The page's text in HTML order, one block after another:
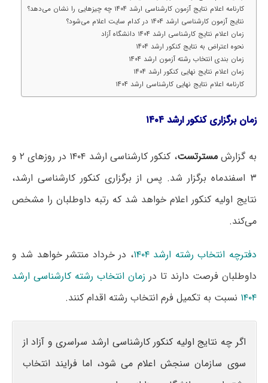
کارنامه اعلام نتایج آزمون کارشناسی ارشد ۱۴۰۴ چه چیزهایی را نشان می‌دهد؟
نتایج آزمون کارشناسی ارشد ۱۴۰۴ در کدام سایت اعلام می‌شود؟
زمان اعلام نتایج کارشناسی ارشد ۱۴۰۴ دانشگاه آزاد
نحوه اعتراض به نتایج کنکور ارشد ۱۴۰۴
زمان بندی انتخاب رشته آزمون ارشد ۱۴۰۴
زمان اعلام نتایج نهایی کنکور ارشد ۱۴۰۴
کارنامه اعلام نتایج نهایی کارشناسی ارشد ۱۴۰۴
زمان برگزاری کنکور ارشد ۱۴۰۴
به گزارشمسترتست
، کنکور کارشناسی ارشد ۱۴۰۴ در روزهای ۲ و
۳ اسفندماه برگزار شد. پس از برگزاری کنکور کارشناسی ارشد،
نتایج اولیه کنکور اعلام خواهد شد که رتبه داوطلبان را مشخص
می‌کند.
دفترچه انتخاب رشته ارشد ۱۴۰۴
، در خرداد منتشر خواهد شد و
داوطلبان فرصت دارند تا در زمان انتخاب رشته کارشناسی ارشد
۱۴۰۴ نسبت به تکمیل فرم انتخاب رشته اقدام کنند.
اگر چه نتایج اولیه کنکور کارشناسی ارشد سراسری و آزاد از
سوی سازمان سنجش اعلام می شود، اما فرایند انتخاب